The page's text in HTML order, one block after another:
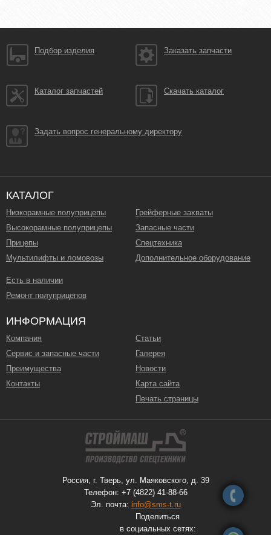
Подбор изделия Заказать запчасти
Каталог запчастей Скачать каталог
Задать вопрос генеральному директору
КАТАЛОГ
Низкорамные полуприцепы
Высокорамные полуприцепы
Прицепы
Мультилифты и ломовозы
Грейферные захваты
Запасные части
Спецтехника
Дополнительное оборудование
Есть в наличии
Ремонт полуприцепов
ИНФОРМАЦИЯ
Компания
Сервис и запасные части
Преимущества
Контакты
Статьи
Галерея
Новости
Карта сайта
Печать страницы
Россия, г. Тверь, ул. Маяковского, д. 39
Телефон: +7 (4822) 41-88-66
Эл. почта: info@sms-t.ru
Поделиться
в социальных сетях: